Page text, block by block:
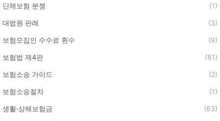
단체보험 분쟁 (1)
대법원 판례 (3)
보험모집인 수수료 환수 (9)
보험법 제4판 (81)
보험소송 가이드 (2)
보험소송절차 (1)
생활·상해보험금 (63)